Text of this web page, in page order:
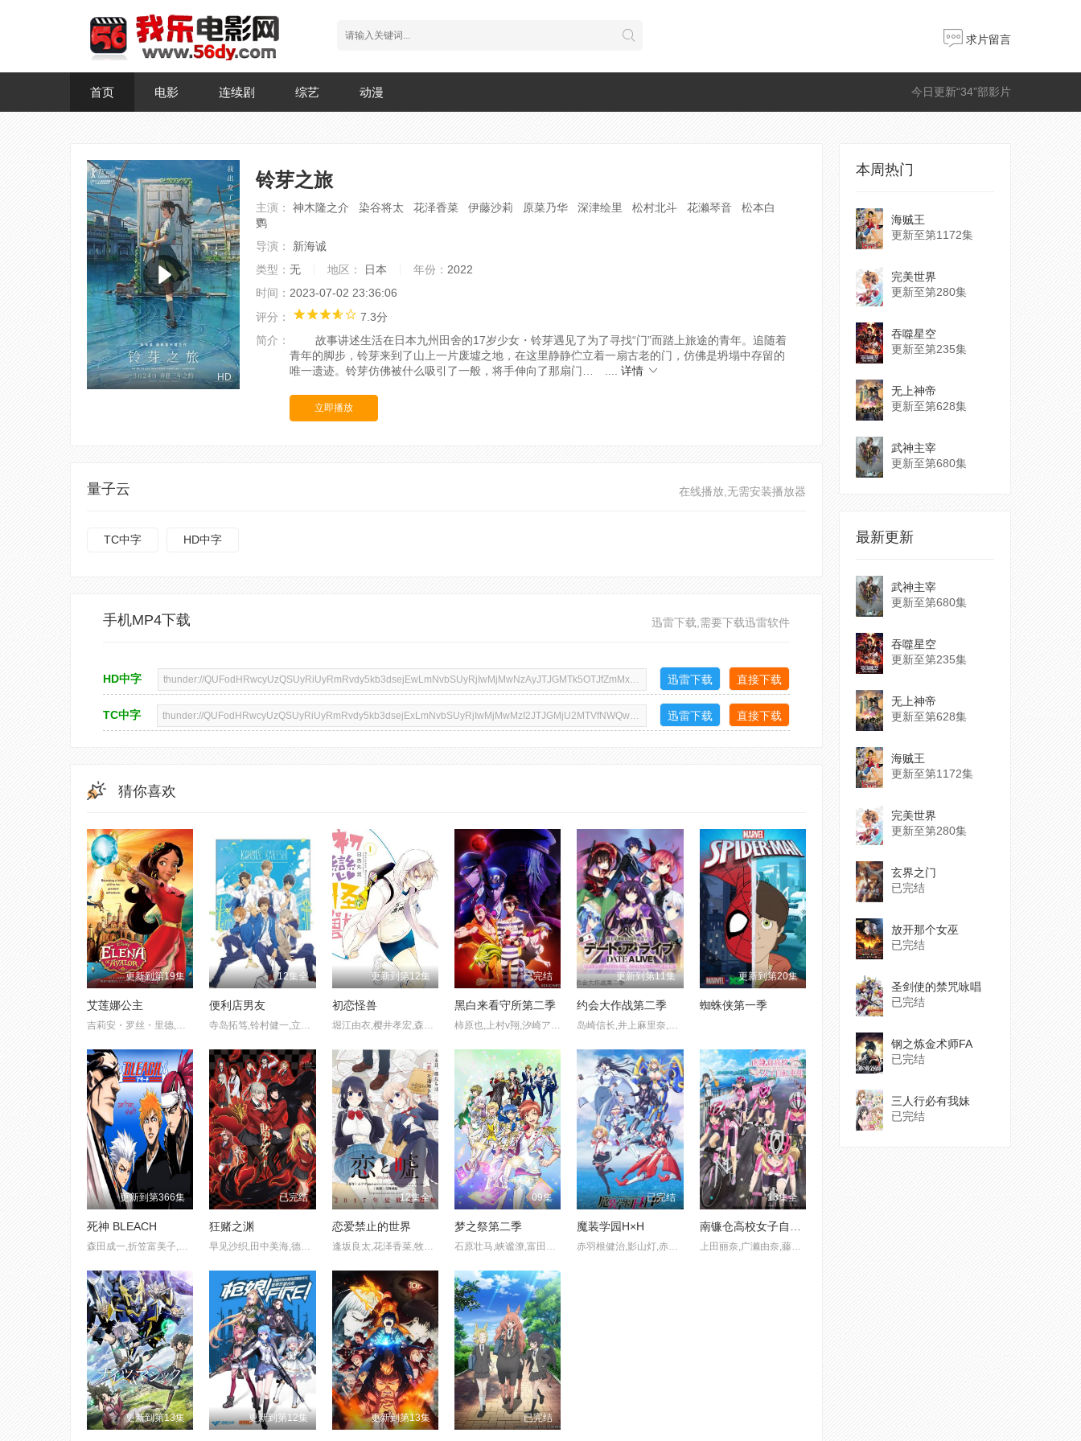
求片留言
今日更新“34”部影片
首页 电影 连续剧 综艺 动漫
HD
铃芽之旅
主演：
神木隆之介 染谷将太 花泽香菜 伊藤沙莉 原菜乃华 深津绘里 松村北斗 花濑琴音 松本白
鹦
导演：
新海诚
类型： 无 地区： 日本 年份： 2022
时间： 2023-07-02 23:36:06
评分：
7.3分
简介：
故事讲述生活在日本九州田舍的17岁少女・铃芽遇见了为了寻找“门”而踏上旅途的青年。追随着
青年的脚步，铃芽来到了山上一片废墟之地，在这里静静伫立着一扇古老的门，仿佛是坍塌中存留的
唯一遗迹。铃芽仿佛被什么吸引了一般，将手伸向了那扇门… ....
详情
立即播放
在线播放,无需安装播放器
量子云
TC中字 HD中字
迅雷下载,需要下载迅雷软件
手机MP4下载
HD中字 迅雷下载 直接下载
TC中字 迅雷下载 直接下载
猜你喜欢
更新到第19集
艾莲娜公主
吉莉安・罗丝・里德,约瑟夫・阿罗,艾米・卡里诺,克里斯蒂安・兰兹,阿尔玛・马丁内斯
12集全
便利店男友
寺岛拓笃,铃村健一,立花慎之介,裕贵
更新到第12集
初恋怪兽
堀江由衣,樱井孝宏,森久保祥太郎,杉田智和,村濑步
已完结
黑白来看守所第二季
柿原也,上村v翔,汐崎アイル,小林大o,v智一,明坂美,津田健次郎,Kimeru
更新到第11集
约会大作战第二季
岛崎信长,井上麻里奈,富倜懒,竹达彩奈
更新到第20集
蜘蛛侠第一季
更新到第366集
死神 BLEACH
森田成一,折笠富美子,松冈由贵
已完结
狂赌之渊
早见沙织,田中美海,德武龙也,若井友希,奈波果林
12集全
恋爱禁止的世界
逢坂良太,花泽香菜,牧野由依
09集
梦之祭第二季
石原壮马,峡谧潦,富田健太郎,太田将熙,正木郁
已完结
魔装学园H×H
赤羽根健治,影山灯,赤崎千夏,长妻树里,木野日菜
13集全
上田丽奈,广濑由奈,藤原夏海,高森奈津美
更新到第13集 更新到第12集 更新到第13集 已完结
本周热门
海贼王
更新至第1172集
完美世界
更新至第280集
吞噬星空
更新至第235集
无上神帝
更新至第628集
武神主宰
更新至第680集
最新更新
武神主宰
更新至第680集
吞噬星空
更新至第235集
无上神帝
更新至第628集
海贼王
更新至第1172集
完美世界
更新至第280集
玄界之门
已完结
放开那个女巫
已完结
圣剑使的禁咒咏唱
已完结
钢之炼金术师FA
已完结
三人行必有我妹
已完结